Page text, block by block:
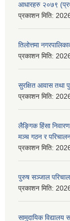
आधारहरु २०७९
प्रकाशन मिति:
तिलोत्तमा
प्रकाशन मिति:
सुरक्षित आवास तथा
प्रकाशन मिति:
लैङ्गिक हिंसा
मञ्च गठन र
प्रकाशन मिति:
पुरुष सञ्जाल
प्रकाशन मिति:
सामुदायिक विद्यालय